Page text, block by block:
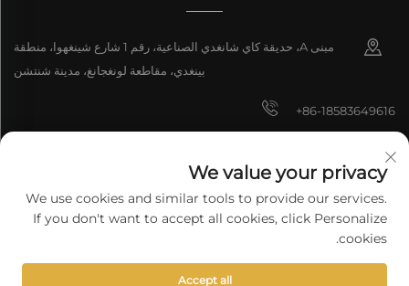
مبنى A، حديقة كاي شانغدي الصناعية، رقم 1 شارع شينغهوا، منطقة
بينغدي، مقاطعة لونغجانغ، مدينة شنتشن
+86-18583649616
8618165761396
جميع الحقوق محفوظة © 2025 شركة شنتشن لونغيوان للتكنولوجيا المحدودة.
سياسة الخصوصية
We value your privacy
We use cookies and similar tools to provide our services.
If you don't want to accept all cookies, click Personalize
cookies.
Accept all